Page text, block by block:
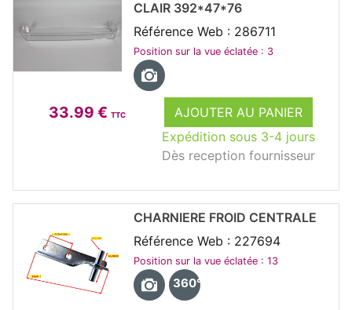
33.99 € TTC
AJOUTER AU PANIER
Expédition sous 3-4 jours
Dès reception fournisseur
CLAIR 392*47*76
Référence Web : 286711
Position sur la vue éclatée : 3
CHARNIERE FROID CENTRALE
Référence Web : 227694
Position sur la vue éclatée : 13
360°